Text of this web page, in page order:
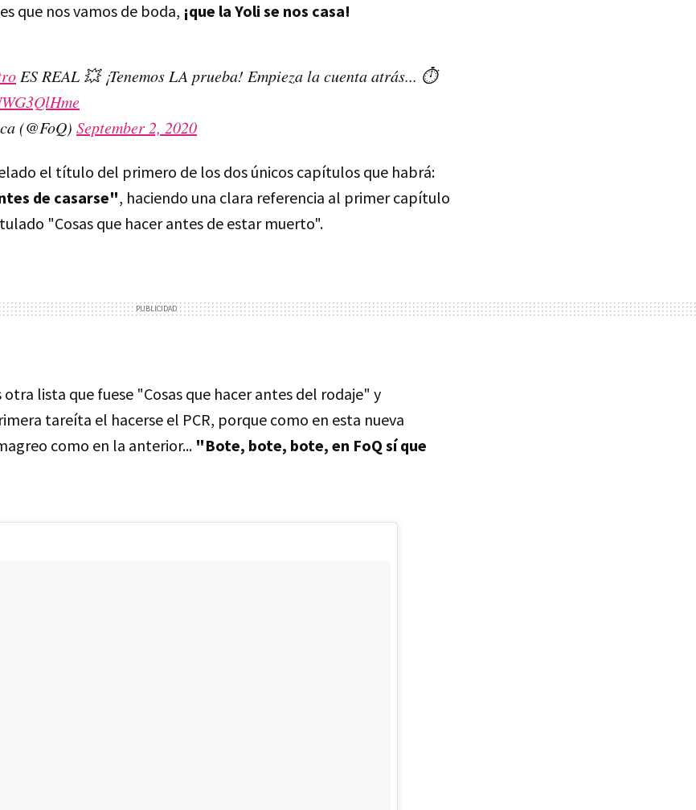
que nos vamos de boda, ¡que la Yoli se nos casa!
ES REAL 💥 ¡Tenemos LA prueba! Empieza la cuenta atrás... ⏱
(@FoQ) September 2, 2020
el título del primero de los dos únicos capítulos que habrá:
de casarse", haciendo una clara referencia al primer capítulo
"Cosas que hacer antes de estar muerto".
lista que fuese "Cosas que hacer antes del rodaje" y
tareíta el hacerse el PCR, porque como en esta nueva
como en la anterior... "Bote, bote, bote, en FoQ sí que